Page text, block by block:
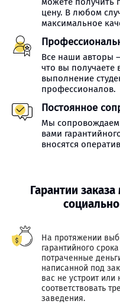
цену. В любом
максимальное
Все наши авторы
что вы получаете
выполнение
профессионалов.
Постоянное
Мы сопровождаем
вами
вносятся
Гарантии
На протяжении
гарантийного
потраченные
написанной под
вас не устроит или
соответствовать
заведения.